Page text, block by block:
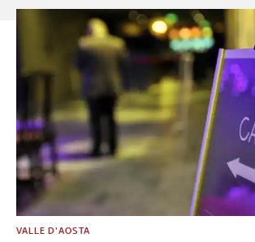
VALLE D'AOSTA